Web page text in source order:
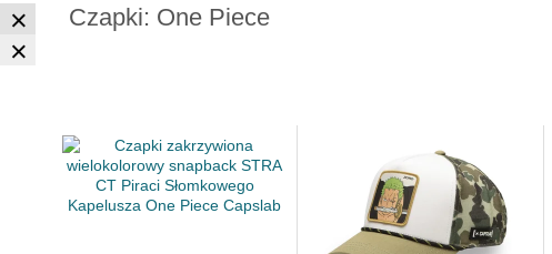
Czapki: One Piece